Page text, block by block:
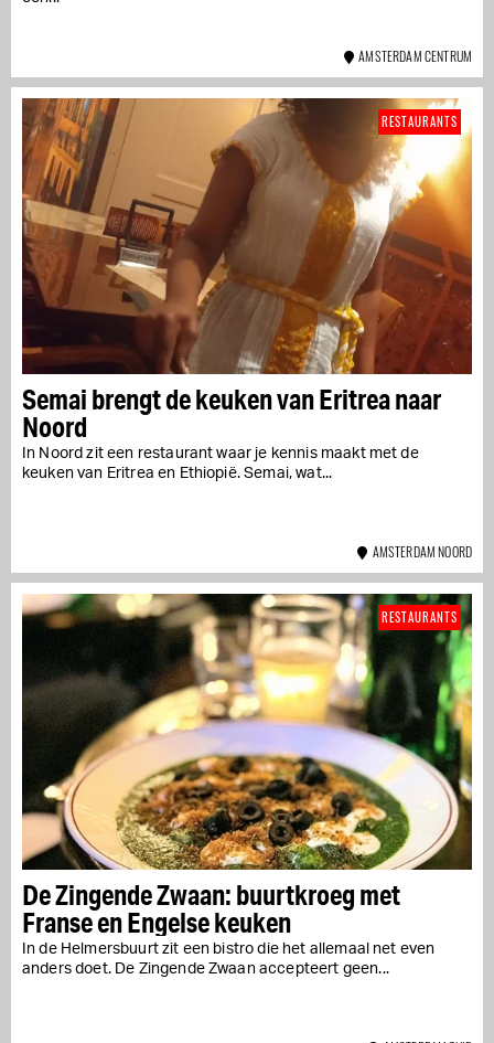
AMSTERDAM CENTRUM
Semai brengt de keuken van Eritrea naar
Noord
In Noord zit een restaurant waar je kennis maakt met de
keuken van Eritrea en Ethiopië. Semai, wat...
RESTAURANTS
AMSTERDAM NOORD
De Zingende Zwaan: buurtkroeg met
Franse en Engelse keuken
In de Helmersbuurt zit een bistro die het allemaal net even
anders doet. De Zingende Zwaan accepteert geen...
RESTAURANTS